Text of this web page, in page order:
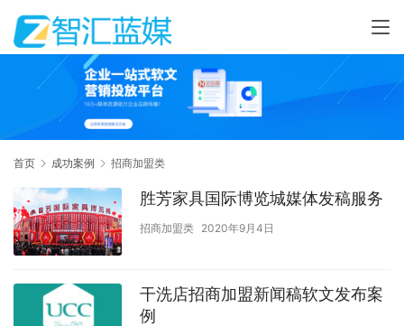
首页 成功案例 招商加盟类
胜芳家具国际博览城媒体发稿服务
招商加盟类 2020年9月4日
干洗店招商加盟新闻稿软文发布案
例